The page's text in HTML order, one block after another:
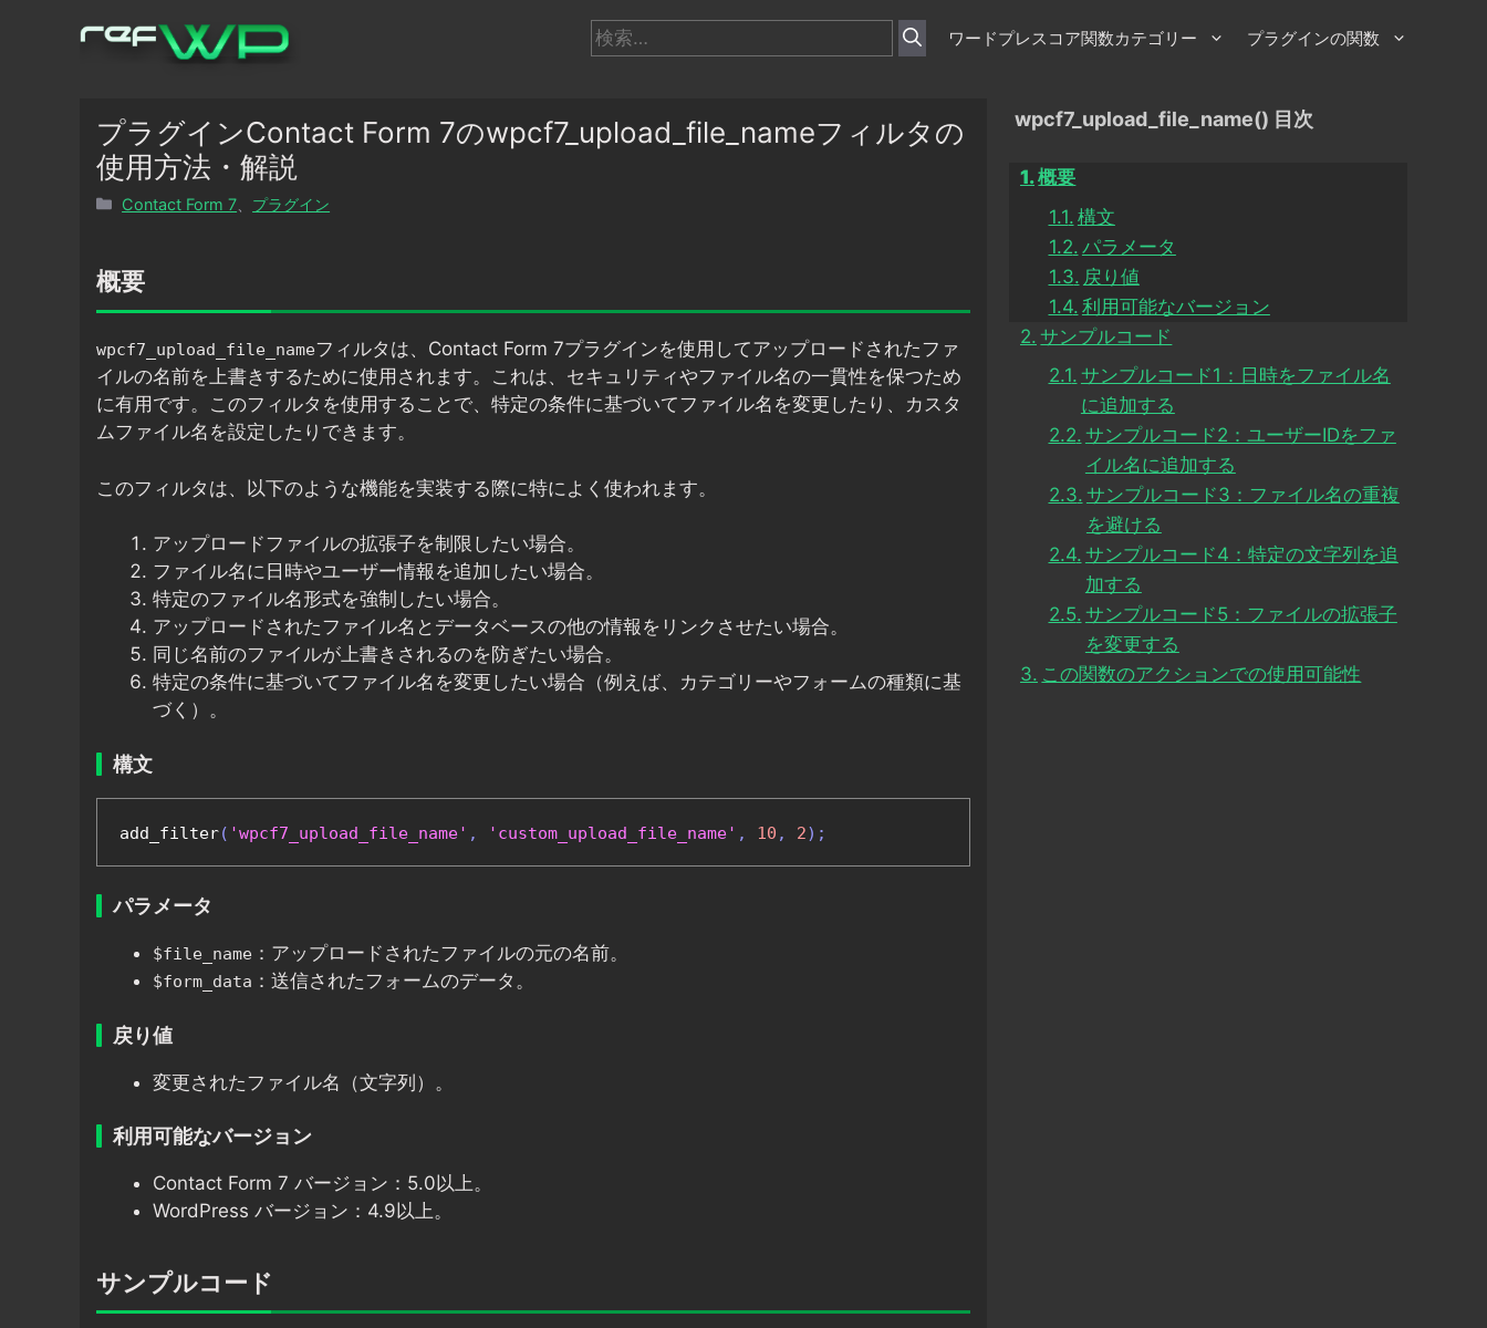
検
索:
ワードプレスコア関数カテゴリー プラグインの関数
プラグインContact Form 7のwpcf7_upload_file_nameフィルタの
使用方法・解説
カ
リ
ー
Contact Form 7 プラグイン
概要
wpcf7_upload_file_nameフィルタは、Contact Form 7プラグインを使用してアップロードされたファ
イルの名前を上書きするために使用されます。これは、セキュリティやファイル名の一貫性を保つため
に有用です。このフィルタを使用することで、特定の条件に基づいてファイル名を変更したり、カスタ
ムファイル名を設定したりできます。
このフィルタは、以下のような機能を実装する際に特によく使われます。
アップロードファイルの拡張子を制限したい場合。
ファイル名に日時やユーザー情報を追加したい場合。
特定のファイル名形式を強制したい場合。
アップロードされたファイル名とデータベースの他の情報をリンクさせたい場合。
同じ名前のファイルが上書きされるのを防ぎたい場合。
特定の条件に基づいてファイル名を変更したい場合（例えば、カテゴリーやフォームの種類に基
づく）。
構文
add_filter( 'wpcf7_upload_file_name' , 'custom_upload_file_name' , 10 , 2);
パラメータ
$file_name ：アップロードされたファイルの元の名前。
$form_data ：送信されたフォームのデータ。
戻り値
変更されたファイル名（文字列）。
利用可能なバージョン
Contact Form 7 バージョン：5.0以上。
WordPress バージョン：4.9以上。
サンプルコード
wpcf7_upload_file_name() 目次
概要
構文
パラメータ
戻り値
利用可能なバージョン
サンプルコード
サンプルコード1：日時をファイル名
に追加する
サンプルコード2：ユーザーIDをファ
イル名に追加する
サンプルコード3：ファイル名の重複
を避ける
サンプルコード4：特定の文字列を追
加する
サンプルコード5：ファイルの拡張子
を変更する
この関数のアクションでの使用可能性